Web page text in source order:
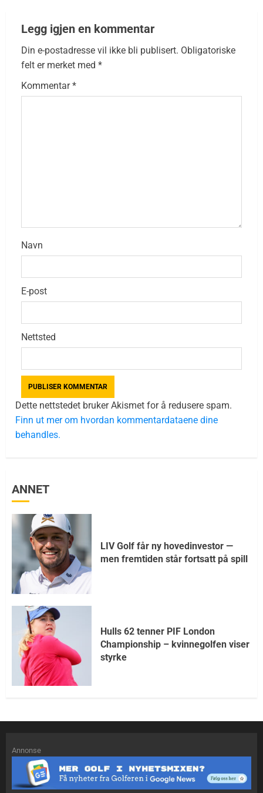
Legg igjen en kommentar
Din e-postadresse vil ikke bli publisert. Obligatoriske
felt er merket med *
Kommentar*
Navn
E-post
Nettsted
Dette nettstedet bruker Akismet for å redusere spam.
Finn ut mer om hvordan kommentardataene dine
behandles.
ANNET
LIV Golf får ny hovedinvestor —
men fremtiden står fortsatt på spill
Hulls 62 tenner PIF London
Championship – kvinnegolfen viser
styrke
Annonse